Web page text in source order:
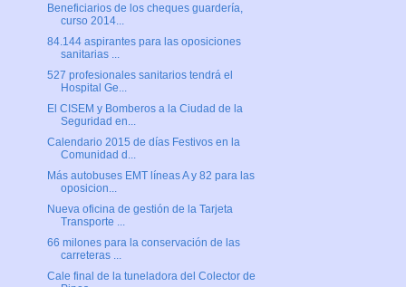
Beneficiarios de los cheques guardería,
curso 2014...
84.144 aspirantes para las oposiciones
sanitarias ...
527 profesionales sanitarios tendrá el
Hospital Ge...
El CISEM y Bomberos a la Ciudad de la
Seguridad en...
Calendario 2015 de días Festivos en la
Comunidad d...
Más autobuses EMT líneas A y 82 para las
oposicion...
Nueva oficina de gestión de la Tarjeta
Transporte ...
66 milones para la conservación de las
carreteras ...
Cale final de la tuneladora del Colector de